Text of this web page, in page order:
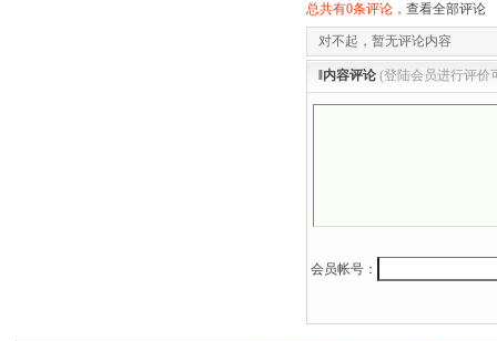
总共有0条评论， 查看全部评论
对不起，暂无评论内容
‖内容评论 (登陆会员进行评价
会员帐号：